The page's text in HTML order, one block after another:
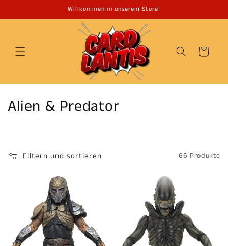
Inhalt
Willkommen in unserem Store!
Warenkorb
K
e
Alien & Predator
Filtern und sortieren 66 Produkte